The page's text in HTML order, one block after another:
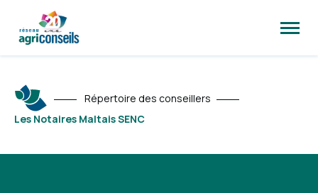
la
Répertoire des conseillers
Les Notaires Maltais SENC